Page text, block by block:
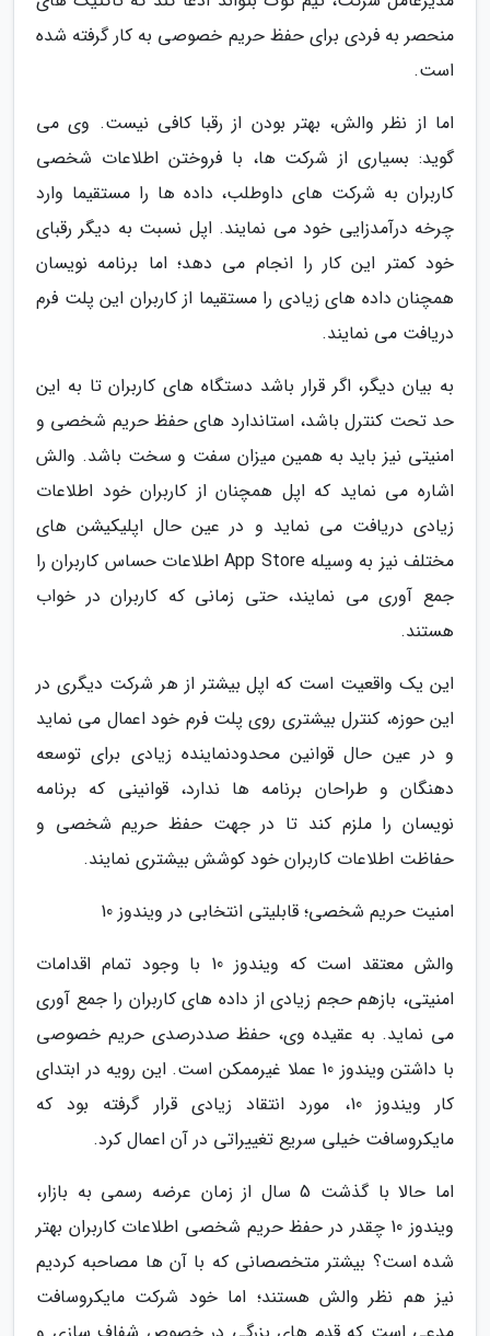
منحصر به فردی برای حفظ حریم خصوصی به کار گرفته شده
است.
اما از نظر والش، بهتر بودن از رقبا کافی نیست. وی می
گوید: بسیاری از شرکت ها، با فروختن اطلاعات شخصی
کاربران به شرکت های داوطلب، داده ها را مستقیما وارد
چرخه درآمدزایی خود می نمایند. اپل نسبت به دیگر رقبای
خود کمتر این کار را انجام می دهد؛ اما برنامه نویسان
همچنان داده های زیادی را مستقیما از کاربران این پلت فرم
دریافت می نمایند.
به بیان دیگر، اگر قرار باشد دستگاه های کاربران تا به این
حد تحت کنترل باشد، استاندارد های حفظ حریم شخصی و
امنیتی نیز باید به همین میزان سفت و سخت باشد. والش
اشاره می نماید که اپل همچنان از کاربران خود اطلاعات
زیادی دریافت می نماید و در عین حال اپلیکیشن های
مختلف نیز به وسیله App Store اطلاعات حساس کاربران را
جمع آوری می نمایند، حتی زمانی که کاربران در خواب
هستند.
این یک واقعیت است که اپل بیشتر از هر شرکت دیگری در
این حوزه، کنترل بیشتری روی پلت فرم خود اعمال می نماید
و در عین حال قوانین محدودنماینده زیادی برای توسعه
دهنگان و طراحان برنامه ها ندارد، قوانینی که برنامه
نویسان را ملزم کند تا در جهت حفظ حریم شخصی و
حفاظت اطلاعات کاربران خود کوشش بیشتری نمایند.
امنیت حریم شخصی؛ قابلیتی انتخابی در ویندوز 10
والش معتقد است که ویندوز 10 با وجود تمام اقدامات
امنیتی، بازهم حجم زیادی از داده های کاربران را جمع آوری
می نماید. به عقیده وی، حفظ صددرصدی حریم خصوصی
با داشتن ویندوز 10 عملا غیرممکن است. این رویه در ابتدای
کار ویندوز 10، مورد انتقاد زیادی قرار گرفته بود که
مایکروسافت خیلی سریع تغییراتی در آن اعمال کرد.
اما حالا با گذشت 5 سال از زمان عرضه رسمی به بازار،
ویندوز 10 چقدر در حفظ حریم شخصی اطلاعات کاربران بهتر
شده است؟ بیشتر متخصصانی که با آن ها مصاحبه کردیم
نیز هم نظر والش هستند؛ اما خود شرکت مایکروسافت